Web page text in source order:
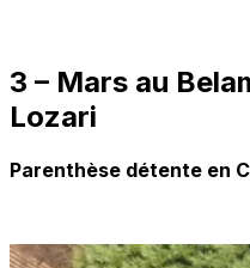
3 – Mars au
Lozari
Parenthèse détente en